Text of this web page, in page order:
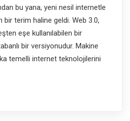
bu yana, yeni nesil internetle
bir terim haline geldi. Web 3.0,
eşe kullanılabilen bir
bir versiyonudur. Makine
temelli internet teknolojilerini